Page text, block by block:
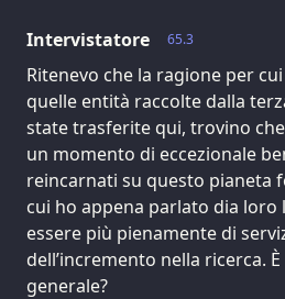
65.3
Intervistatore
Ritenevo che la ragione per
quelle entità raccolte dalla
state trasferite qui, trovino
un momento di eccezionale
reincarnati su questo pianeta
cui ho appena parlato dia loro
essere più pienamente di
dell’incremento nella ricerca.
generale?